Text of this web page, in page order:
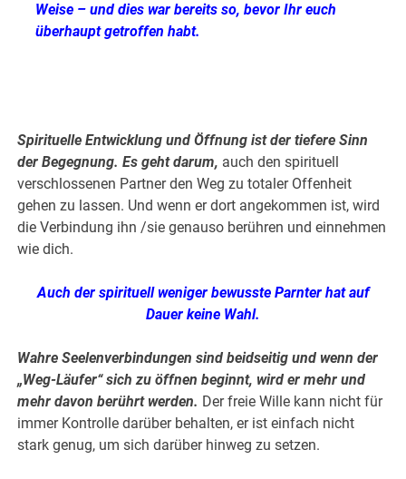
Weise – und dies war bereits so, bevor Ihr euch
überhaupt getroffen habt.
Spirituelle Entwicklung und Öffnung ist der tiefere Sinn
der Begegnung. Es geht darum, auch den spirituell
verschlossenen Partner den Weg zu totaler Offenheit
gehen zu lassen. Und wenn er dort angekommen ist, wird
die Verbindung ihn /sie genauso berühren und einnehmen
wie dich.
Auch der spirituell weniger bewusste Parnter hat auf
Dauer keine Wahl.
Wahre Seelenverbindungen sind beidseitig und wenn der
„Weg-Läufer“ sich zu öffnen beginnt, wird er mehr und
mehr davon berührt werden. Der freie Wille kann nicht für
immer Kontrolle darüber behalten, er ist einfach nicht
stark genug, um sich darüber hinweg zu setzen.